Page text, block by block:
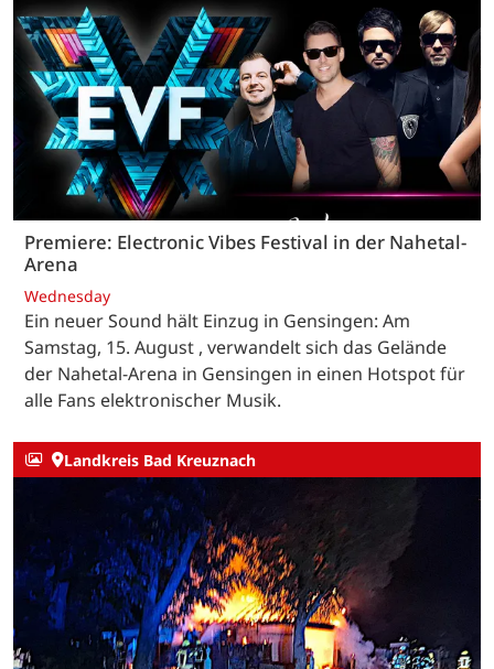
Premiere: Electronic Vibes Festival in der Nahetal-
Arena
Wednesday
Ein neuer Sound hält Einzug in Gensingen: Am
Samstag, 15. August , verwandelt sich das Gelände
der Nahetal-Arena in Gensingen in einen Hotspot für
alle Fans elektronischer Musik.
Landkreis Bad Kreuznach